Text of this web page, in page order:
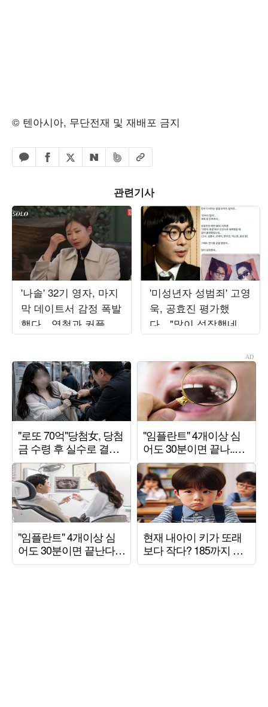
© 텐아시아, 무단전재 및 재배포 금지
카카오톡 공유하기
페이스북 공유하기
엑스 공유하기
네이버 공유하기
밴드 공유하기
URL복사
관련기사
'나솔' 32기 영자, 마지
막 데이트서 감정 폭발
했다…영철과 커플 되
지 못한 이유는 ('촌장')
'미성년자 성범죄' 고영
욱, 공효진 평가했
다…"많이 성장했네,
신인 때 같이 MBC 출